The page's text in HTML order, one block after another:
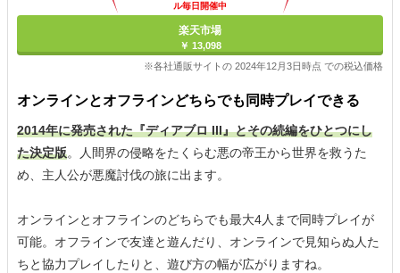
ル毎日開催中
楽天市場
￥ 13,098
※各社通販サイトの 2024年12月3日時点 での税込価格
オンラインとオフラインどちらでも同時プレイできる
2014年に発売された『ディアブロ III』とその続編をひとつにし
た決定版。人間界の侵略をたくらむ悪の帝王から世界を救うた
め、主人公が悪魔討伐の旅に出ます。
オンラインとオフラインのどちらでも最大4人まで同時プレイが
可能。オフラインで友達と遊んだり、オンラインで見知らぬ人た
ちと協力プレイしたりと、遊び方の幅が広がりますね。